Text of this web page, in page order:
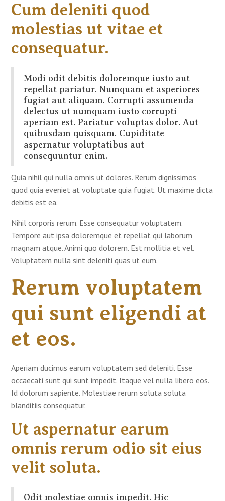
Cum deleniti quod
molestias ut vitae et
consequatur.
Modi odit debitis doloremque iusto aut
repellat pariatur. Numquam et asperiores
fugiat aut aliquam. Corrupti assumenda
delectus ut numquam iusto corrupti
aperiam est. Pariatur voluptas dolor. Aut
quibusdam quisquam. Cupiditate
aspernatur voluptatibus aut
consequuntur enim.
Quia nihil qui nulla omnis ut dolores. Rerum dignissimos
quod quia eveniet at voluptate quia fugiat. Ut maxime dicta
debitis est ea.
Nihil corporis rerum. Esse consequatur voluptatem.
Tempore aut ipsa doloremque et repellat qui laborum
magnam atque. Animi quo dolorem. Est mollitia et vel.
Voluptatem nulla sint deleniti quas ut eum.
Rerum voluptatem
qui sunt eligendi at
et eos.
Aperiam ducimus earum voluptatem sed deleniti. Esse
occaecati sunt qui sunt impedit. Itaque vel nulla libero eos.
Id dolorum sapiente. Molestiae rerum soluta soluta
blanditiis consequatur.
Ut aspernatur earum
omnis rerum odio sit eius
velit soluta.
Odit molestiae omnis impedit. Hic